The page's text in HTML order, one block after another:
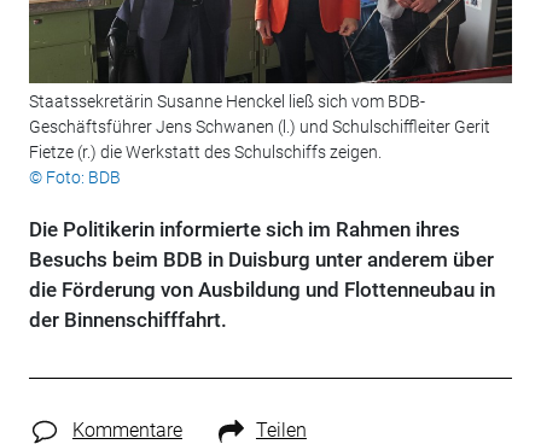
Staatssekretärin Susanne Henckel ließ sich vom BDB-
Geschäftsführer Jens Schwanen (l.) und Schulschiffleiter Gerit
Fietze (r.) die Werkstatt des Schulschiffs zeigen.
© Foto: BDB
Die Politikerin informierte sich im Rahmen ihres
Besuchs beim BDB in Duisburg unter anderem über
die Förderung von Ausbildung und Flottenneubau in
der Binnenschifffahrt.
Kommentare Teilen